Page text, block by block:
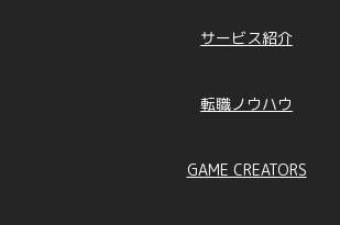
サービス紹介
転職ノウハウ
GAME CREATORS